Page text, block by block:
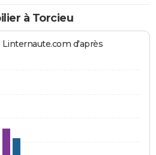
à Torcieu
Linternaute.com d'après